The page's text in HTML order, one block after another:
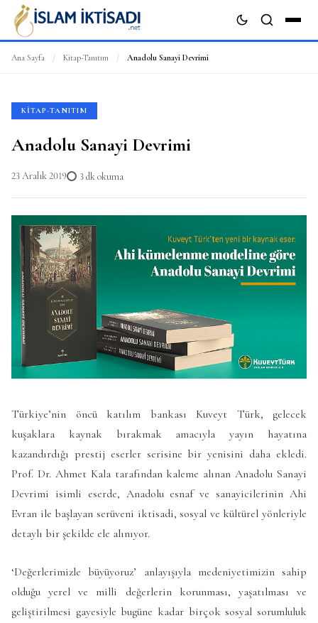
Ana Sayfa / Kitap-Tanıtım / Anadolu Sanayi Devrimi
KITAP-TANITIM
Anadolu Sanayi Devrimi
23 Aralık 2019 3 dk okuma
Türkiye’nin öncü katılım bankası Kuveyt Türk, gelecek
kuşaklara kaynak bırakmak amacıyla yayın hayatına
kazandırdığı prestij eserler serisine bir yenisini daha ekledi.
Prof. Dr. Ahmet Kala tarafından kaleme alınan Anadolu Sanayi
Devrimi isimli eserde, Anadolu esnaf ve sanayicilerinin Ahi
Evran ile başlayan serüveni iktisadi, sosyal ve kültürel yönleriyle
detaylı bir şekilde ele alınıyor.
‘Değerlerimizle büyüyoruz’ anlayışıyla medeniyetimizin sahip
olduğu yerel ve milli değerlerin korunması, yaşatılması ve
geliştirilmesi gayesiyle bugüne kadar birçok sosyal sorumluluk